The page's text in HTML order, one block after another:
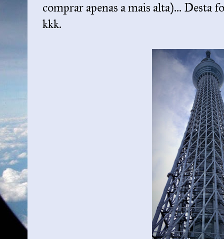
comprar apenas a mais alta)... Desta
kkk.